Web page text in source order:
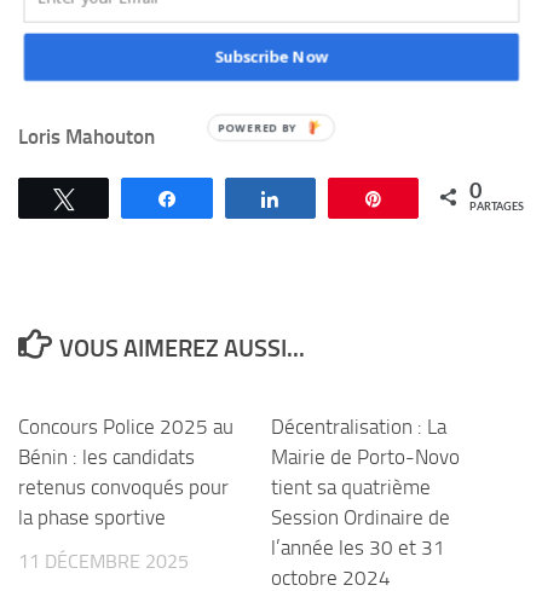
prendre part au scrutin communal de janvier prochain aux
côtés des autres formations politiques déjà en règle,
notamment Up le Renouveau et le parti Bloc Républicain.
Loris Mahouton
Épingle 0
PARTAGES
VOUS AIMEREZ AUSSI...
Concours Police 2025 au
Bénin : les candidats
retenus convoqués pour
la phase sportive
11 DÉCEMBRE 2025
Décentralisation : La
Mairie de Porto-Novo
tient sa quatrième
Session Ordinaire de
l’année les 30 et 31
octobre 2024
Subscribe Now
POWERED